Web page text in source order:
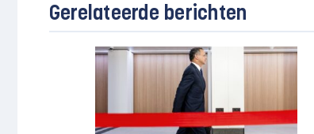
Gerelateerde berichten